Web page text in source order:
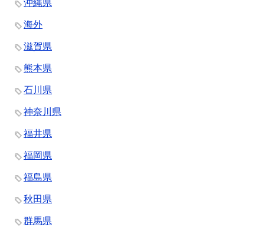
沖縄県
海外
滋賀県
熊本県
石川県
神奈川県
福井県
福岡県
福島県
秋田県
群馬県